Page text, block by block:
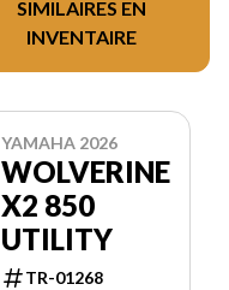
SIMILAIRES EN
INVENTAIRE
YAMAHA 2026
WOLVERINE
X2 850
UTILITY
TR-01268